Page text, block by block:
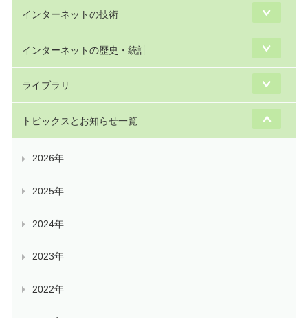
インターネットの技術
インターネットの歴史・統計
ライブラリ
トピックスとお知らせ一覧
2026年
2025年
2024年
2023年
2022年